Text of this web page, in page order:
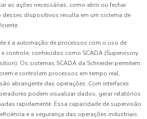
as ações necessárias, como abrir ou fechar
dispositivos resulta em um sistema de
é a automação de processos com o uso de
controle, conhecidos como SCADA (Supervisory
Os sistemas SCADA da Schneider permitem
e controlem processos em tempo real,
abrangente das operações. Com interfaces
podem visualizar dados, gerar relatórios
rapidamente. Essa capacidade de supervisão
e a segurança das operações industriais.